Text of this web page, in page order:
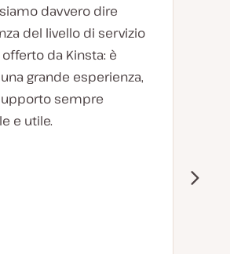
davvero dire
del livello di servizio
da Kinsta: è
grande esperienza,
sempre
e utile.